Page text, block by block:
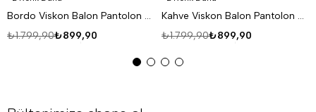
Bordo Viskon Balon Pantolon PNC 4063
₺899,90
₺1.799,90
Kahve Viskon Balon Pantolon PNC 4063
₺899,90
₺1.799,90